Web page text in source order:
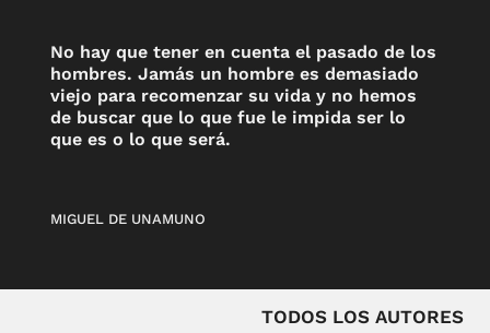
No hay que tener en cuenta el pasado de los
hombres. Jamás un hombre es demasiado
viejo para recomenzar su vida y no hemos
de buscar que lo que fue le impida ser lo
que es o lo que será.
MIGUEL DE UNAMUNO
TODOS LOS AUTORES